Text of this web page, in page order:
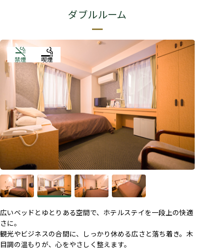
ダブルルーム
広いベッドとゆとりある空間で、ホテルステイを一段上の快適
さに。
観光やビジネスの合間に、しっかり休める広さと落ち着き。木
目調の温もりが、心をやさしく整えます。
禁煙 喫煙